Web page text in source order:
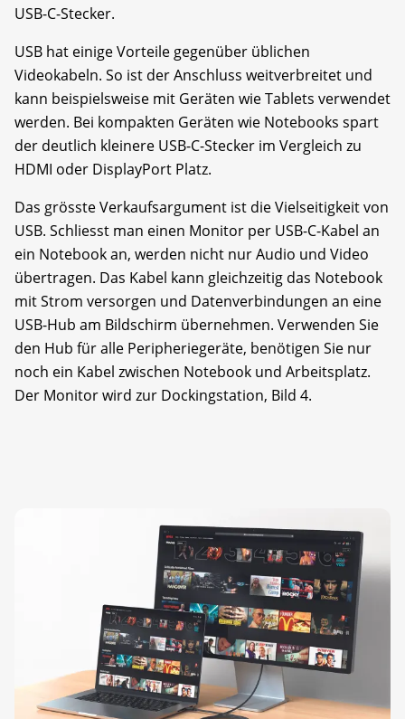
USB-C-Stecker.
USB hat einige Vorteile gegenüber üblichen
Videokabeln. So ist der Anschluss weitverbreitet und
kann beispielsweise mit Geräten wie Tablets verwendet
werden. Bei kompakten Geräten wie Notebooks spart
der deutlich kleinere USB-C-Stecker im Vergleich zu
HDMI oder DisplayPort Platz.
Das grösste Verkaufsargument ist die Vielseitigkeit von
USB. Schliesst man einen Monitor per USB-C-Kabel an
ein Notebook an, werden nicht nur Audio und Video
übertragen. Das Kabel kann gleichzeitig das Notebook
mit Strom versorgen und Datenverbindungen an eine
USB-Hub am Bildschirm übernehmen. Verwenden Sie
den Hub für alle Peripheriegeräte, benötigen Sie nur
noch ein Kabel zwischen Notebook und Arbeitsplatz.
Der Monitor wird zur Dockingstation, Bild 4.